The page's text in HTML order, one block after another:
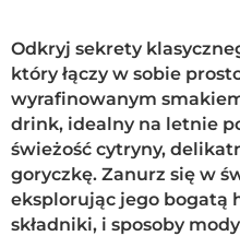
Odkryj sekrety
który łączy w sobie
wyrafinowanym
drink, idealny na letnie
świeżość cytryny,
goryczkę. Zanurz się w
eksplorując jego bogatą
składniki, i sposoby